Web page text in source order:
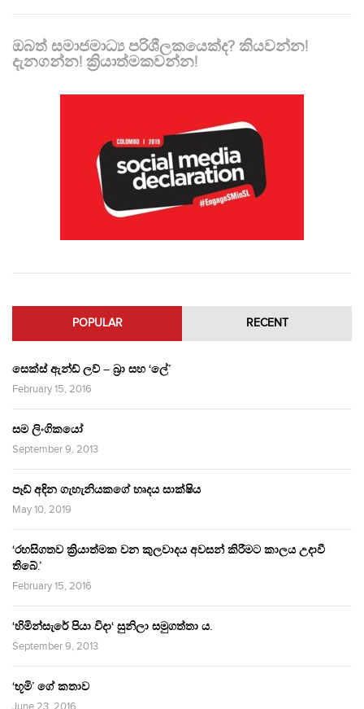
ඔබත් සමාජමාධ්‍ය පරිශීලකයෙක්ද? කියවන්න!
දැනගන්න! ක්‍රියාත්මකවන්න!
POPULAR RECENT
සෙක්ස් ඇන්ඩ් ලව් – බ්‍රා සහ ‘ලේ’
February 15, 2016
සම ලිංගිකයෝ
September 9, 2013
පෑඩ් අඳින ගැහැනියකගේ හෘදය සාක්ෂිය
May 10, 2019
‘රහසිගතව ක්‍රියාත්මක වන කුලවාදය අවසන් කිරීමට කාලය උදාවී
තිබේ.’
February 15, 2016
‘හිමින්සැරේ පියා විදා‘ සුනිලා සමුගත්තා ය.
September 9, 2013
‘භූමි’ ගේ කතාව